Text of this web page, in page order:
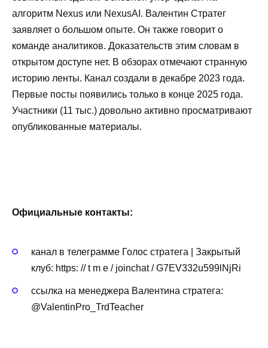
алгоритм Nexus или NexusAI. Валентин Стратег
заявляет о большом опыте. Он также говорит о
команде аналитиков. Доказательств этим словам в
открытом доступе нет. В обзорах отмечают странную
историю ленты. Канал создали в декабре 2023 года.
Первые посты появились только в конце 2025 года.
Участники (11 тыс.) довольно активно просматривают
опубликованные материалы.
Официальные контакты:
канал в телеграмме Голос стратега | Закрытый
клуб: https: // t m e / joinchat / G7EV332u599lNjRi
ссылка на менеджера Валентина стратега:
@ValentinPro_TrdTeacher